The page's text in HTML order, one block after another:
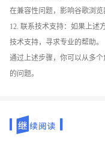
在兼容性问题，影响谷歌浏览
12. 联系技术支持：如果上述
技术支持，寻求专业的帮助。
通过上述步骤，你可以从多
的问题。